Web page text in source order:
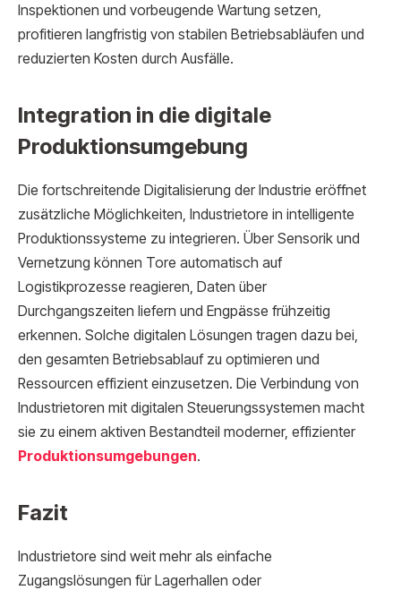
Inspektionen und vorbeugende Wartung setzen,
profitieren langfristig von stabilen Betriebsabläufen und
reduzierten Kosten durch Ausfälle.
Integration in die digitale
Produktionsumgebung
Die fortschreitende Digitalisierung der Industrie eröffnet
zusätzliche Möglichkeiten, Industrietore in intelligente
Produktionssysteme zu integrieren. Über Sensorik und
Vernetzung können Tore automatisch auf
Logistikprozesse reagieren, Daten über
Durchgangszeiten liefern und Engpässe frühzeitig
erkennen. Solche digitalen Lösungen tragen dazu bei,
den gesamten Betriebsablauf zu optimieren und
Ressourcen effizient einzusetzen. Die Verbindung von
Industrietoren mit digitalen Steuerungssystemen macht
sie zu einem aktiven Bestandteil moderner, effizienter
Produktionsumgebungen.
Fazit
Industrietore sind weit mehr als einfache
Zugangslösungen für Lagerhallen oder